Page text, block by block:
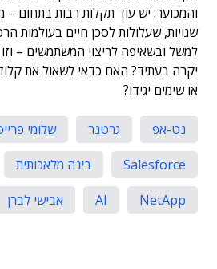
והמכוער: יש עוד תקלות רבות בתחום –
שגויות, שעלולות לסכן חיים בעולמות
למשל ובשאיפה לריצוי המשתמשים –
או שימים יגידו?
נט-אפ גרטנר שלומי
Salesforce
בינה מלאכותית
NetApp‎
AI אבישי לברן